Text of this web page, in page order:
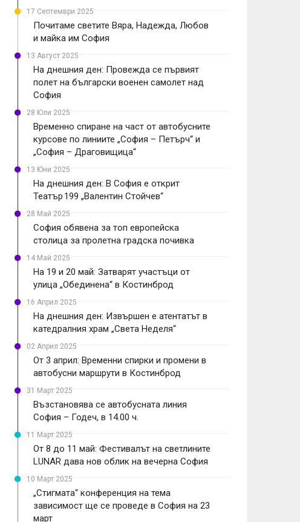
17 Септември 2025
Почитаме светите Вяра, Надежда, Любов
и майка им София
13 Август 2025
На днешния ден: Провежда се първият
полет на български военен самолет над
София
28 Юли 2025
Временно спиране на част от автобусните
курсове по линиите „София – Петърч“ и
„София – Драговищица“
13 Юни 2025
На днешния ден: В София е открит
Театър 199 „Валентин Стойчев“
28 Май 2025
София обявена за топ европейска
столица за пролетна градска почивка
14 Май 2025
На 19 и 20 май: Затварят участъци от
улица „Обединена“ в Костинброд
16 Април 2025
На днешния ден: Извършен е атентатът в
катедралния храм „Света Неделя“
02 Април 2025
От 3 април: Временни спирки и промени в
автобусни маршрути в Костинброд
31 Март 2025
Възстановява се автобусната линия
София – Годеч, в 14.00 ч.
11 Март 2025
От 8 до 11 май: Фестивалът на светлините
LUNAR дава нов облик на вечерна София
10 Март 2025
„Стигмата“ конференция на тема
зависимост ще се проведе в София на 23
март